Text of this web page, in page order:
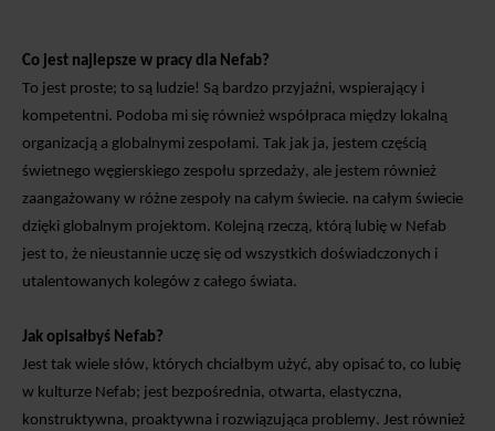
Co jest najlepsze w pracy dla Nefab?
To jest proste; to są ludzie! Są bardzo przyjaźni, wspierający i
kompetentni. Podoba mi się również współpraca między lokalną
organizacją a globalnymi zespołami. Tak jak ja, jestem częścią
świetnego węgierskiego zespołu sprzedaży, ale jestem również
zaangażowany w różne zespoły na całym świecie. na całym świecie
dzięki globalnym projektom. Kolejną rzeczą, którą lubię w Nefab
jest to, że nieustannie uczę się od wszystkich doświadczonych i
utalentowanych kolegów z całego świata.
Jak opisałbyś Nefab?
Jest tak wiele słów, których chciałbym użyć, aby opisać to, co lubię
w kulturze Nefab; jest bezpośrednia, otwarta, elastyczna,
konstruktywna, proaktywna i rozwiązująca problemy. Jest również